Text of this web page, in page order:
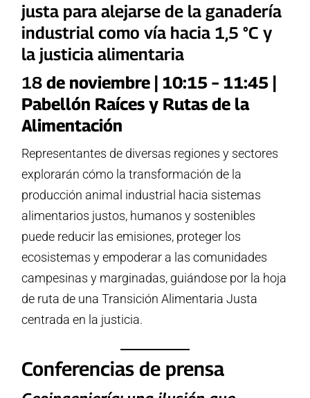
justa para alejarse de la ganadería
industrial como vía hacia 1,5 °C y
la justicia alimentaria
18 de noviembre | 10:15 – 11:45 |
Pabellón Raíces y Rutas de la
Alimentación
Representantes de diversas regiones y sectores
explorarán cómo la transformación de la
producción animal industrial hacia sistemas
alimentarios justos, humanos y sostenibles
puede reducir las emisiones, proteger los
ecosistemas y empoderar a las comunidades
campesinas y marginadas, guiándose por la hoja
de ruta de una Transición Alimentaria Justa
centrada en la justicia.
Conferencias de prensa